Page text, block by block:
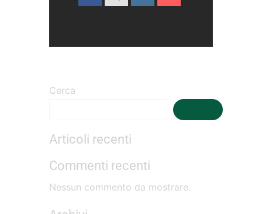
Cerca
Articoli recenti
Commenti recenti
Nessun commento da mostrare.